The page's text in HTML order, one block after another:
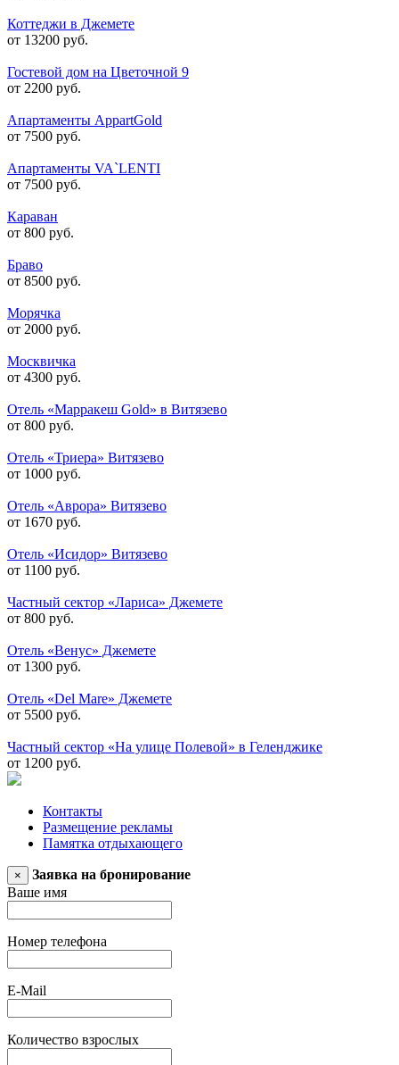
Коттеджи в Джемете
от 13200 руб.
Гостевой дом на Цветочной 9
от 2200 руб.
Апартаменты AppartGold
от 7500 руб.
Апартаменты VA`LENTI
от 7500 руб.
Караван
от 800 руб.
Браво
от 8500 руб.
Морячка
от 2000 руб.
Москвичка
от 4300 руб.
Отель «Марракеш Gold» в Витязево
от 800 руб.
Отель «Триера» Витязево
от 1000 руб.
Отель «Аврора» Витязево
от 1670 руб.
Отель «Исидор» Витязево
от 1100 руб.
Частный сектор «Лариса» Джемете
от 800 руб.
Отель «Венус» Джемете
от 1300 руб.
Отель «Del Mare» Джемете
от 5500 руб.
Частный сектор «На улице Полевой» в Геленджике
от 1200 руб.
Контакты
Размещение рекламы
Памятка отдыхающего
×
Заявка на бронирование
Ваше имя
Номер телефона
E-Mail
Количество взрослых